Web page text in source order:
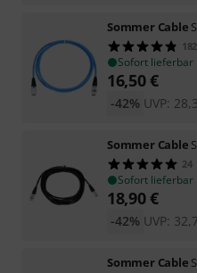
Sommer Cable
182
Sofort lieferbar
16,50€
UVP:
-42%
Sommer Cable
24
Sofort lieferbar
18,90€
UVP:
-42%
Sommer Cable